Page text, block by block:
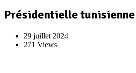
Présidentielle tunisienne
29 juillet 2024
271 Views